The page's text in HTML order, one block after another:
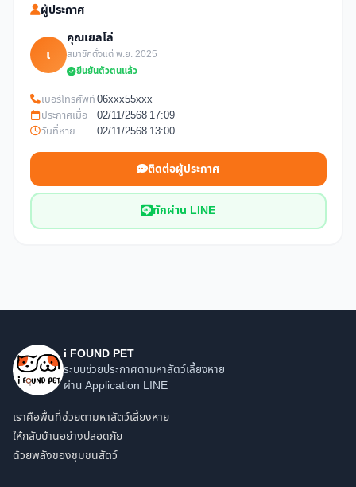
ผู้ประกาศ
เ
คุณเยลโล่
สมาชิกตั้งแต่ พ.ย. 2025
ยืนยันตัวตนแล้ว
เบอร์โทรศัพท์06xxx55xxx
ประกาศเมื่อ
02/11/2568 17:09
วันที่หาย
02/11/2568 13:00
ติดต่อผู้ประกาศ
ทักผ่าน LINE
i FOUND PET
ระบบช่วยประกาศตามหาสัตว์เลี้ยงหาย
ผ่าน Application LINE
เราคือพื้นที่ช่วยตามหาสัตว์เลี้ยงหาย
ให้กลับบ้านอย่างปลอดภัย
ด้วยพลังของชุมชนสัตว์